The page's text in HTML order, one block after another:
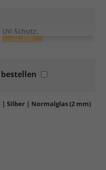
UV-Schutz:
ca. 45%
Qualität.
und hitzebeständig
, die als störend empfunden
Grünschimmer
| Silber | Normalglas (2 mm)